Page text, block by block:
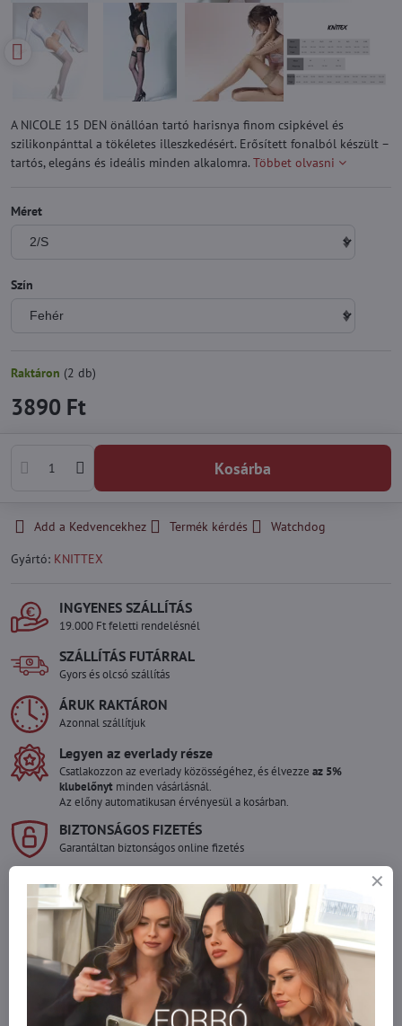
A NICOLE 15 DEN önállóan tartó harisnya finom csipkével és
szilikonpánttal a tökéletes illeszkedésért. Erősített fonalból készült –
tartós, elegáns és ideális minden alkalomra. Többet olvasni
Méret
Szín
Raktáron (2 db)
3890 Ft
Kosárba
Add a Kedvencekhez Termék kérdés
Watchdog
Gyártó: KNITTEX
INGYENES SZÁLLÍTÁS
19.000 Ft feletti rendelésnél
SZÁLLÍTÁS FUTÁRRAL
Gyors és olcsó szállítás
ÁRUK RAKTÁRON
Azonnal szállítjuk
Legyen az everlady része
Csatlakozzon az everlady közösségéhez, és élvezze az 5%
klubelőnyt minden vásárlásnál.
Az előny automatikusan érvényesül a kosárban.
BIZTONSÁGOS FIZETÉS
Garantáltan biztonságos online fizetés
Szeretne több terméket rendelni mint
amennyi raktáron van?
Ne habozzon kapcsolatba lépni velünk, raktárra szállítjuk az árut!
info​@everlady​.eu